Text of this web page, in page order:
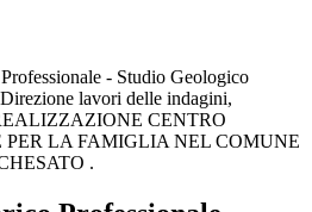
- Studio Geologico
lavori delle indagini,
CENTRO
LA FAMIGLIA NEL COMUNE
.